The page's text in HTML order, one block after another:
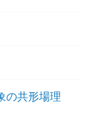
の共形場理